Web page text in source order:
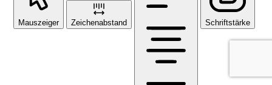
Mauszeiger Zeichenabstand Schriftstärke